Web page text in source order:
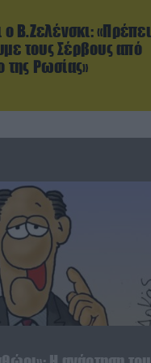
ο Β.Ζελένσκι: «Πρέπει
τους Σέρβους από
της Ρωσίας»